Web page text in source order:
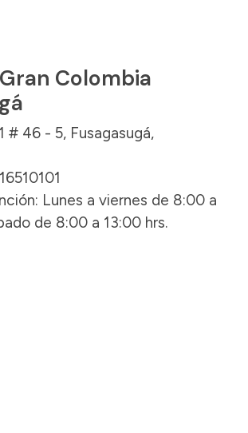
Colombia
# 46 - 5, Fusagasugá,
Lunes a viernes de 8:00 a
de 8:00 a 13:00 hrs.